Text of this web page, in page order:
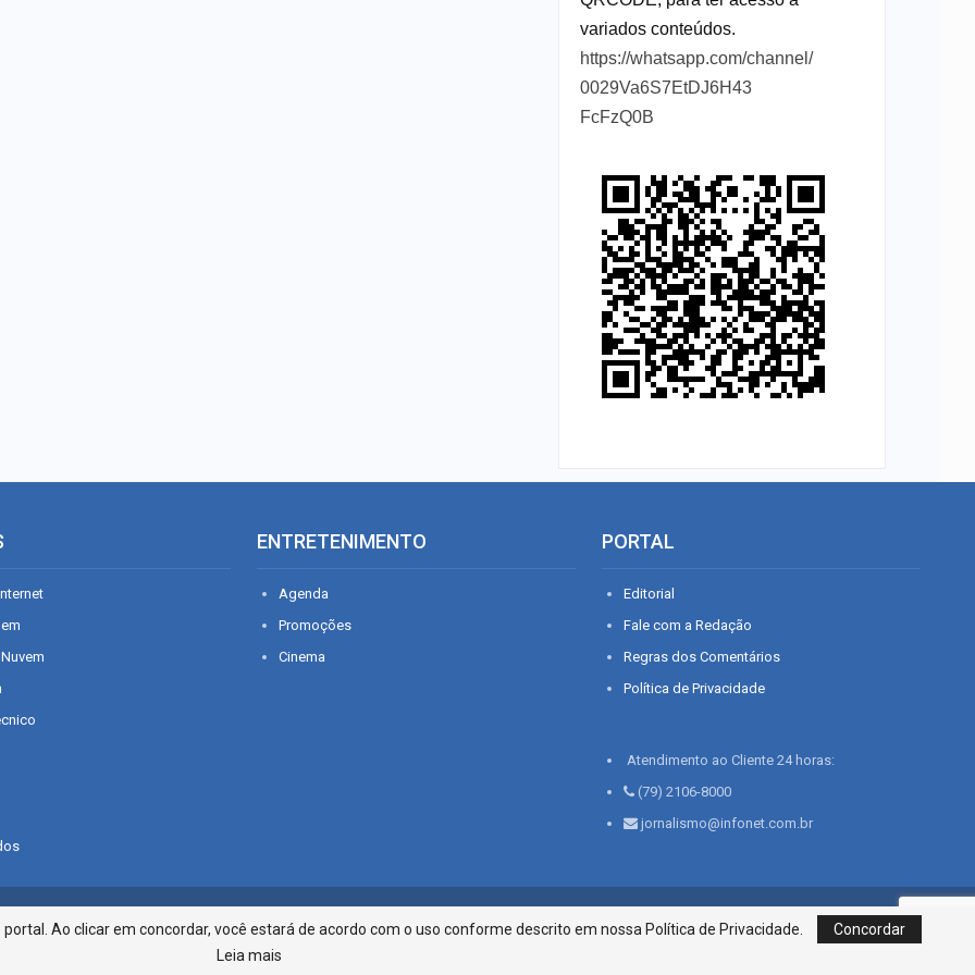
variados conteúdos.
https://whatsapp.com/channel/
0029Va6S7EtDJ6H43
FcFzQ0B
ENTRETENIMENTO
Agenda
Promoções
Cinema
PORTAL
Editorial
Fale com a Redação
Regras dos Comentários
Política de Privacidade
Atendimento ao Cliente 24 horas:
(79) 2106-8000
jornalismo@infonet.com.br
Infonet - Rua Monsenhor Silveira 276, Bairro São José | Aracaju-SE, CEP 49015-030, Fone: 79.2106.8000 - CI
Centro de Informações LTDA
Ao clicar em concordar, você estará de acordo com o uso conforme descrito em nossa Política de Privacidade.
Concordar
Leia mais